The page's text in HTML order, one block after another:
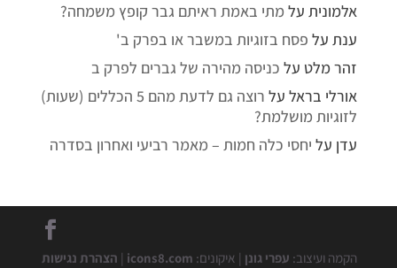
אלמוניתעל מתי באמת ראיתם גבר קופץ משמחה?
ענתעל פסח בזוגיות במשבר או בפרק ב'
זהר מלט על כניסה מהירה של גברים לפרק ב
אורלי בראלעל
רוצה גם לדעת מהם 5 הכללים (שעות)
לזוגיות מושלמת?
עדן על יחסי כלה חמות – מאמר רביעי ואחרון בסדרה
הקמה ועיצוב: עפרי גונן | איקונים: icons8.com
| הצהרת נגישות